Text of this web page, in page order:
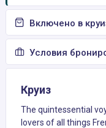
Включено в
Условия
Круиз
The quintessential
lovers of all things